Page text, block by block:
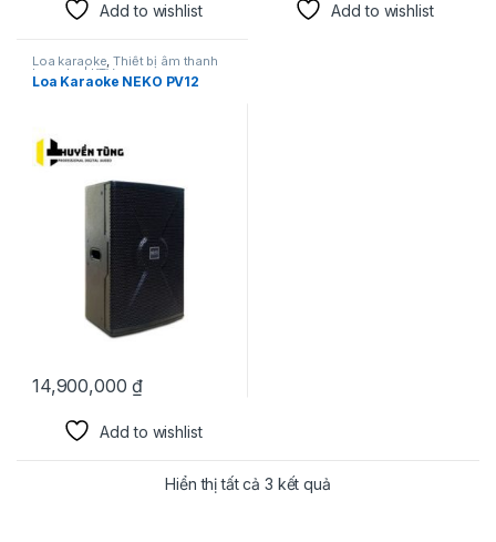
Add to wishlist Add to wishlist
Loa karaoke,Thiết bị âm thanh
karaoke | KTV
Loa Karaoke NEKO PV12
14,900,000₫
Add to wishlist
Hiển thị tất cả 3 kết quả